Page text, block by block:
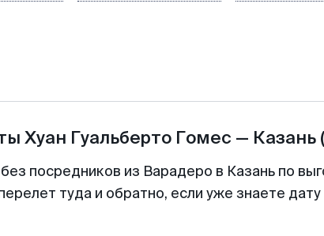
Хуан Гуальберто Гомес — Казань
посредников из Варадеро в Казань по
туда и обратно, если уже знаете